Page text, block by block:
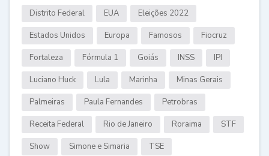
Distrito Federal EUA Eleições 2022
Estados Unidos Europa Famosos Fiocruz
Fortaleza Fórmula 1 Goiás INSS IPI
Luciano Huck Lula Marinha Minas Gerais
Palmeiras Paula Fernandes Petrobras
Receita Federal Rio de Janeiro Roraima STF
Show Simone e Simaria TSE